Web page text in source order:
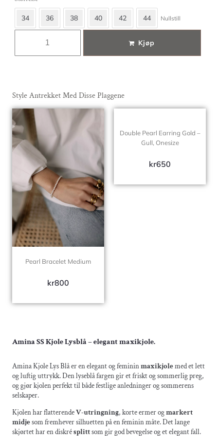
34 36 38 40 42 44 Nullstill
Kjøp
Style Antrekket Med Disse Plaggene
Pearl Bracelet Medium
kr800
Double Pearl Earring Gold –
Gull, Onesize
kr650
Amina SS Kjole Lysblå – elegant maxikjole.
Amina Kjole Lys Blå er en elegant og femininmaxikjolemed et lett
og luftig uttrykk. Den lyseblå fargen gir et friskt og sommerlig preg,
og gjør kjolen perfekt til både festlige anledninger og sommerens
selskaper.
Kjolen har flatterendeV-utringning, korte ermer ogmarkert
midjesom fremhever silhuetten på en feminin måte. Det lange
skjørtet har en diskrésplittsom gir god bevegelse og et elegant fall.